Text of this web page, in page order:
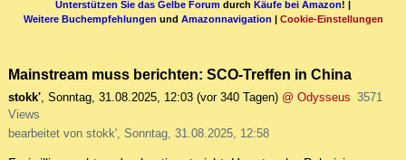
Unterstützen Sie das Gelbe Forum durch Käufe bei Amazon! |
Weitere Buchempfehlungen und Amazonnavigation | Cookie-Einstellungen
Mainstream muss berichten: SCO-Treffen in China
stokk', Sonntag, 31.08.2025, 12:03 (vor 340 Tagen) @ Odysseus 3571
Views
bearbeitet von stokk', Sonntag, 31.08.2025, 12:58